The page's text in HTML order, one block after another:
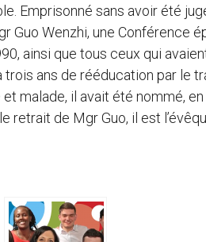
Emprisonné sans avoir été
Guo Wenzhi, une Conférence
ainsi que tous ceux qui
ans de rééducation par le
malade, il avait été nommé,
retrait de Mgr Guo, il est